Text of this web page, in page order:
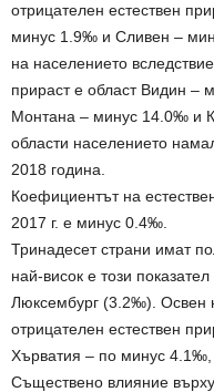
отрицателен естествен
минус 1.9‰ и Сливен –
на населението
прираст е област Видин –
Монтана – минус 14.0‰ и
области населението
2018 година.
Коефициентът на
2017 г. е минус 0.4‰.
Тринадесет страни имат
най-висок е този
Люксембург (3.2‰). Освен
отрицателен естествен
Хърватия – по минус
Съществено влияние